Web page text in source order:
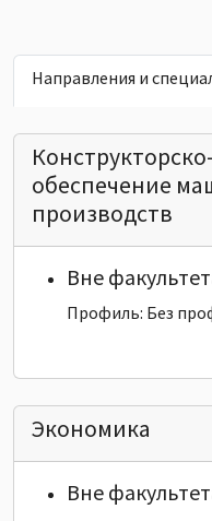
Направления и
обеспечение
производств
Вне
Профиль: Без
Экономика
Вне